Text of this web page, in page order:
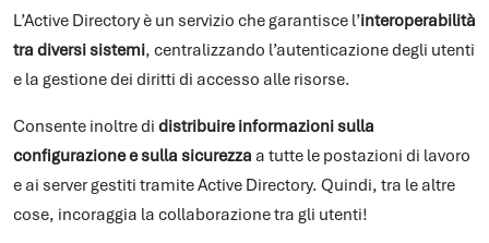
L’Active Directory è un servizio che garantisce l’interoperabilità
tra diversi sistemi, centralizzando l’autenticazione degli utenti
e la gestione dei diritti di accesso alle risorse.
Consente inoltre di distribuire informazioni sulla
configurazione e sulla sicurezza a tutte le postazioni di lavoro
e ai server gestiti tramite Active Directory. Quindi, tra le altre
cose, incoraggia la collaborazione tra gli utenti!